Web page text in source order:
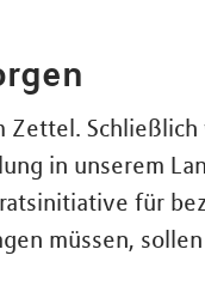
in unserem
für
müssen,